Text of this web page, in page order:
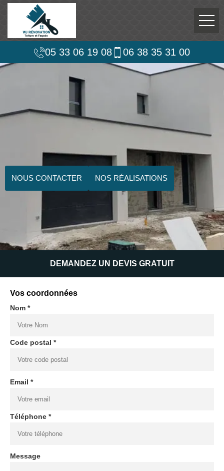
05 33 06 19 08 06 38 35 31 00
NOUS CONTACTER NOS RÉALISATIONS
DEMANDEZ UN DEVIS GRATUIT
Vos coordonnées
Nom *
Code postal *
Email *
Téléphone *
Message